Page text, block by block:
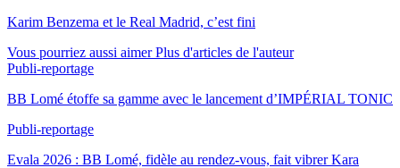
Karim Benzema et le Real Madrid, c’est fini
Vous pourriez aussi aimer Plus d'articles de l'auteur
Publi-reportage
BB Lomé étoffe sa gamme avec le lancement d’IMPÉRIAL TONIC
Publi-reportage
Evala 2026 : BB Lomé, fidèle au rendez-vous, fait vibrer Kara